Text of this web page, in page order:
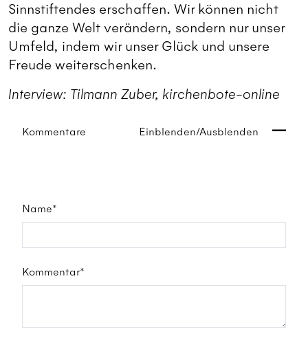
Sinnstiftendes erschaffen. Wir können nicht
die ganze Welt verändern, sondern nur unser
Umfeld, indem wir unser Glück und unsere
Freude weiterschenken.
Interview: Tilmann Zuber, kirchenbote-online
Kommentare Einblenden/Ausblenden
Name*
Kommentar*